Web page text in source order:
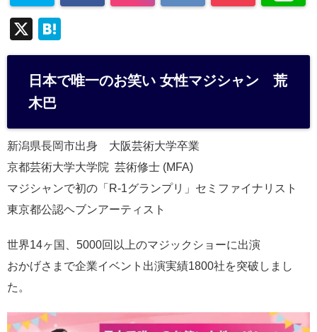
X
at
e
日本で唯一のお笑い 女性マジシャン 荒
木巴
新潟県長岡市出身 大阪芸術大学卒業
京都芸術大学大学院 芸術修士 (MFA)
マジシャンで初の「R-1グランプリ」セミファイナリスト
東京都公認ヘブンアーティスト
世界14ヶ国、5000回以上のマジックショーに出演
おかげさまで企業イベント出演実績1800社を突破しまし
た。